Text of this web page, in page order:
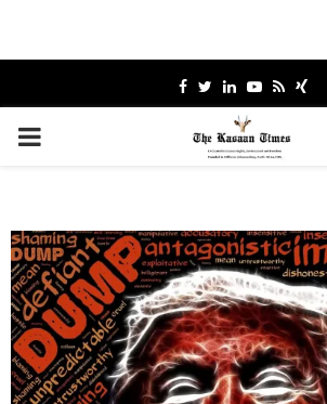
Facebook
TwitterLinkedinYoutube
RssXing
PRIMARY